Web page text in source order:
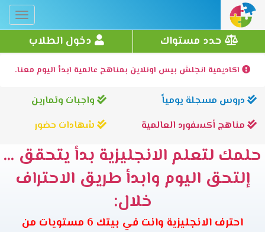
حدد مستواك دخول الطلاب
اكاديمية انجلش بيس اونلاين بمناهج عالمية ابدأ اليوم معنا.
دروس مسجلة يومياً
واجبات وتمارين
مناهج أكسفورد العالمية
شهادات حضور
حلمك لتعلم الانجليزية بدأ يتحقق ...
إلتحق اليوم وابدأ طريق الاحتراف
خلال:
احترف الانجليزية وانت في بيتك 6 مستويات من